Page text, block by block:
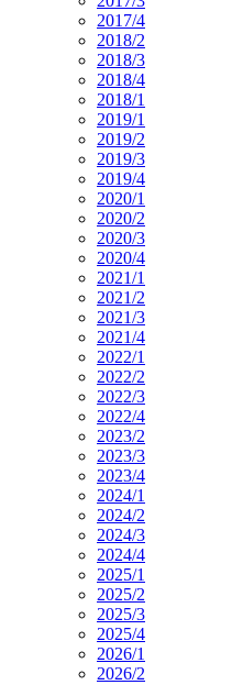
2017/4
2018/2
2018/3
2018/4
2018/1
2019/1
2019/2
2019/3
2019/4
2020/1
2020/2
2020/3
2020/4
2021/1
2021/2
2021/3
2021/4
2022/1
2022/2
2022/3
2022/4
2023/2
2023/3
2023/4
2024/1
2024/2
2024/3
2024/4
2025/1
2025/2
2025/3
2025/4
2026/1
2026/2